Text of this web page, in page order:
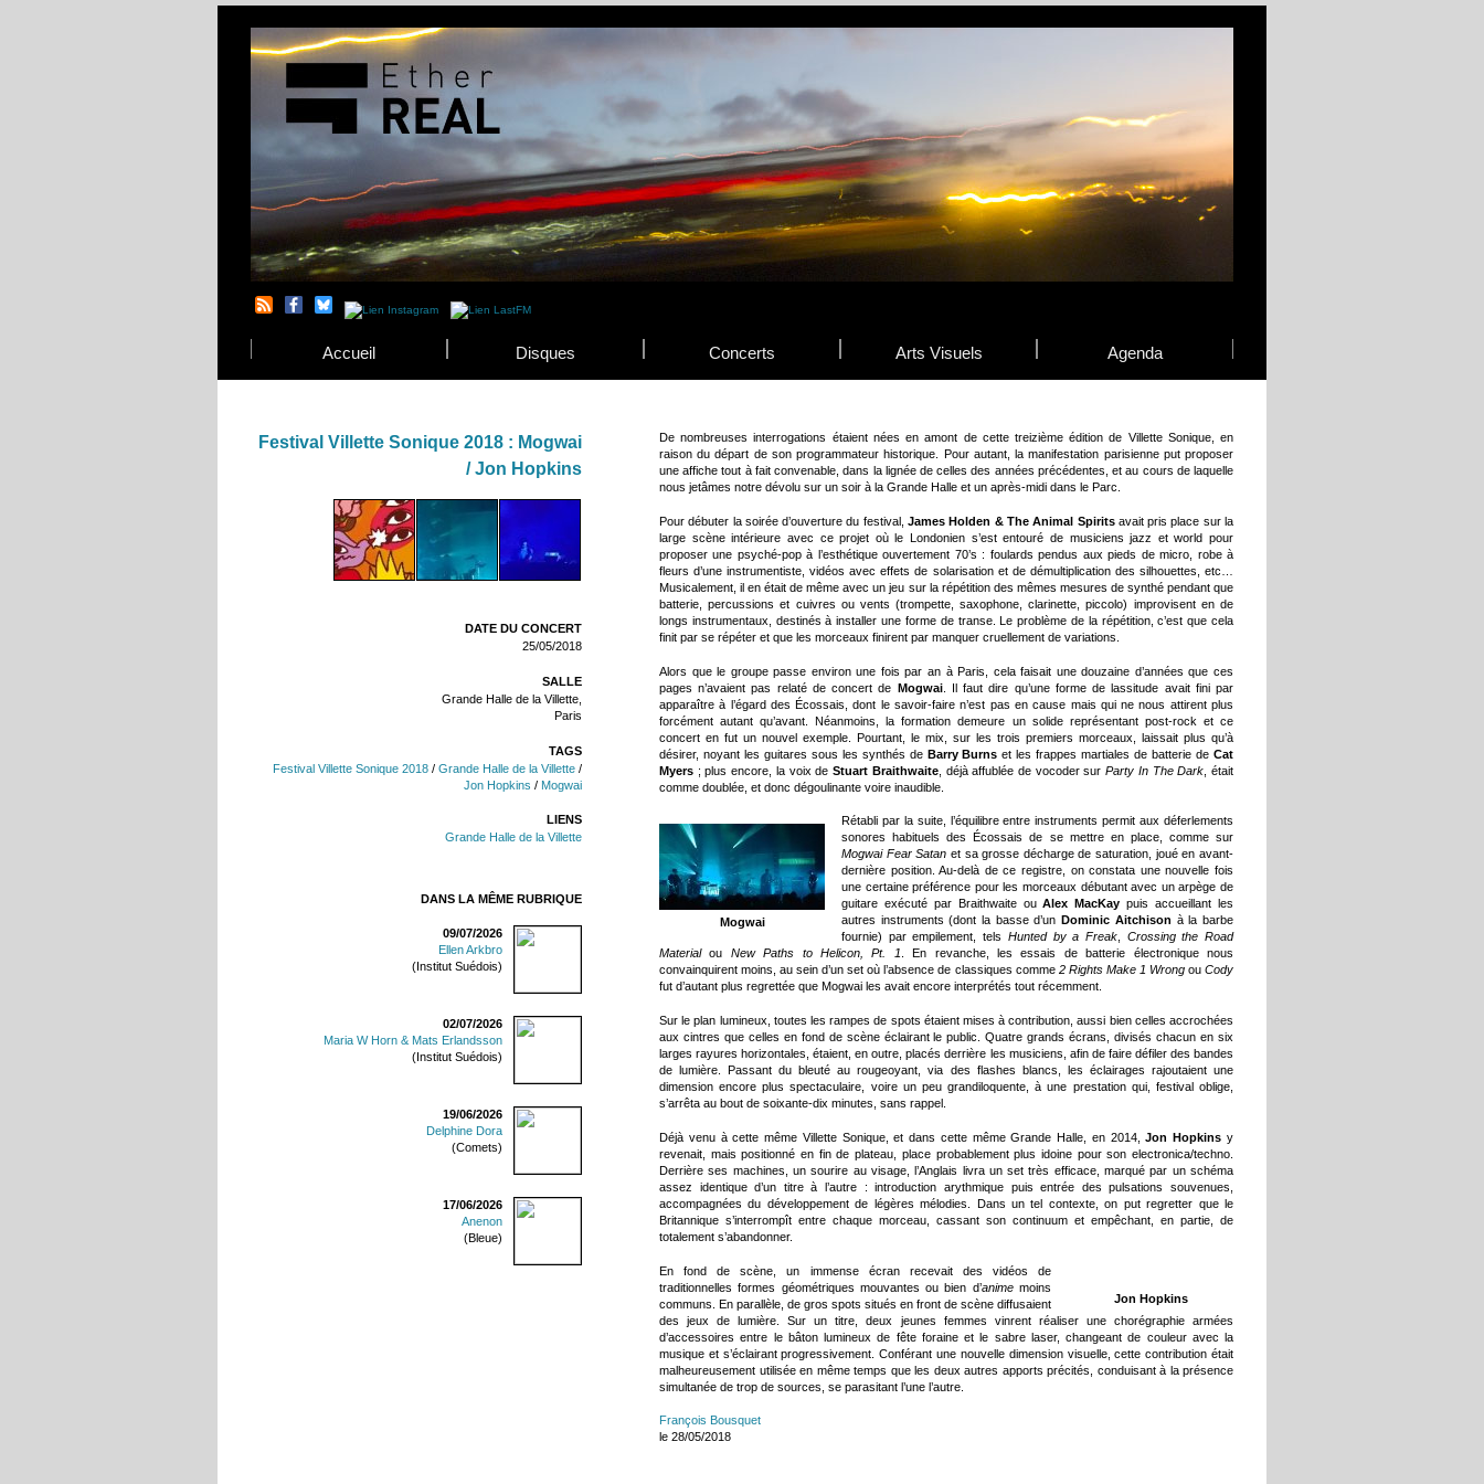
Accueil Disques Concerts Arts Visuels Agenda
Festival Villette Sonique 2018 : Mogwai
/ Jon Hopkins
DATE DU CONCERT
25/05/2018
SALLE
Grande Halle de la Villette,
Paris
TAGS
Festival Villette Sonique 2018 / Grande Halle de la Villette /
Jon Hopkins / Mogwai
LIENS
Grande Halle de la Villette
DANS LA MÊME RUBRIQUE
09/07/2026
Ellen Arkbro
(Institut Suédois)
02/07/2026
Maria W Horn & Mats Erlandsson
(Institut Suédois)
19/06/2026
Delphine Dora
(Comets)
17/06/2026
Anenon
(Bleue)
De nombreuses interrogations étaient nées en amont de cette treizième édition de Villette Sonique, en
raison du départ de son programmateur historique. Pour autant, la manifestation parisienne put proposer
une affiche tout à fait convenable, dans la lignée de celles des années précédentes, et au cours de laquelle
nous jetâmes notre dévolu sur un soir à la Grande Halle et un après-midi dans le Parc.
Pour débuter la soirée d’ouverture du festival,James Holden & The Animal Spiritsavait pris place sur la
large scène intérieure avec ce projet où le Londonien s’est entouré de musiciens jazz et world pour
proposer une psyché-pop à l’esthétique ouvertement 70’s : foulards pendus aux pieds de micro, robe à
fleurs d’une instrumentiste, vidéos avec effets de solarisation et de démultiplication des silhouettes, etc…
Musicalement, il en était de même avec un jeu sur la répétition des mêmes mesures de synthé pendant que
batterie, percussions et cuivres ou vents (trompette, saxophone, clarinette, piccolo) improvisent en de
longs instrumentaux, destinés à installer une forme de transe. Le problème de la répétition, c’est que cela
finit par se répéter et que les morceaux finirent par manquer cruellement de variations.
Alors que le groupe passe environ une fois par an à Paris, cela faisait une douzaine d’années que ces
pages n’avaient pas relaté de concert de Mogwai. Il faut dire qu’une forme de lassitude avait fini par
apparaître à l’égard des Écossais, dont le savoir-faire n’est pas en cause mais qui ne nous attirent plus
forcément autant qu’avant. Néanmoins, la formation demeure un solide représentant post-rock et ce
concert en fut un nouvel exemple. Pourtant, le mix, sur les trois premiers morceaux, laissait plus qu’à
désirer, noyant les guitares sous les synthés de Barry Burns et les frappes martiales de batterie deCat
Myers ; plus encore, la voix deStuart Braithwaite, déjà affublée de vocoder surParty In The Dark , était
comme doublée, et donc dégoulinante voire inaudible.
Mogwai
Rétabli par la suite, l’équilibre entre instruments permit aux déferlements
sonores habituels des Écossais de se mettre en place, comme sur
Mogwai Fear Satan et sa grosse décharge de saturation, joué en avant-
dernière position. Au-delà de ce registre, on constata une nouvelle fois
une certaine préférence pour les morceaux débutant avec un arpège de
guitare exécuté par Braithwaite ouAlex MacKay puis accueillant les
autres instruments (dont la basse d’un Dominic Aitchison à la barbe
fournie) par empilement, tels Hunted by a Freak, Crossing the Road
Materialou New Paths to Helicon, Pt. 1 . En revanche, les essais de batterie électronique nous
convainquirent moins, au sein d’un set où l’absence de classiques comme 2 Rights Make 1 WrongouCody
fut d’autant plus regrettée que Mogwai les avait encore interprétés tout récemment.
Sur le plan lumineux, toutes les rampes de spots étaient mises à contribution, aussi bien celles accrochées
aux cintres que celles en fond de scène éclairant le public. Quatre grands écrans, divisés chacun en six
larges rayures horizontales, étaient, en outre, placés derrière les musiciens, afin de faire défiler des bandes
de lumière. Passant du bleuté au rougeoyant, via des flashes blancs, les éclairages rajoutaient une
dimension encore plus spectaculaire, voire un peu grandiloquente, à une prestation qui, festival oblige,
s’arrêta au bout de soixante-dix minutes, sans rappel.
Déjà venu à cette même Villette Sonique, et dans cette même Grande Halle, en 2014,Jon Hopkins y
revenait, mais positionné en fin de plateau, place probablement plus idoine pour son electronica/techno.
Derrière ses machines, un sourire au visage, l’Anglais livra un set très efficace, marqué par un schéma
assez identique d’un titre à l’autre : introduction arythmique puis entrée des pulsations souvenues,
accompagnées du développement de légères mélodies. Dans un tel contexte, on put regretter que le
Britannique s’interrompît entre chaque morceau, cassant son continuum et empêchant, en partie, de
totalement s’abandonner.
Jon Hopkins
En fond de scène, un immense écran recevait des vidéos de
traditionnelles formes géométriques mouvantes ou bien d’animemoins
communs. En parallèle, de gros spots situés en front de scène diffusaient
des jeux de lumière. Sur un titre, deux jeunes femmes vinrent réaliser une chorégraphie armées
d’accessoires entre le bâton lumineux de fête foraine et le sabre laser, changeant de couleur avec la
musique et s’éclairant progressivement. Conférant une nouvelle dimension visuelle, cette contribution était
malheureusement utilisée en même temps que les deux autres apports précités, conduisant à la présence
simultanée de trop de sources, se parasitant l’une l’autre.
François Bousquet
le 28/05/2018